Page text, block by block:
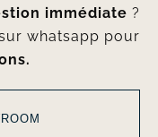
immédiate ?
whatsapp pour